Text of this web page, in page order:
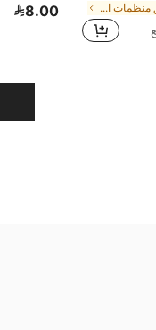
في معلق منظمات المكياج 8.00